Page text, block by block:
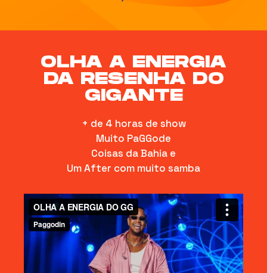
OLHA A ENERGIA
DA RESENHA DO
GIGANTE
+ de 4 horas de show
Muito PaGGode
Coisas da Bahia e
Um After com muito samba